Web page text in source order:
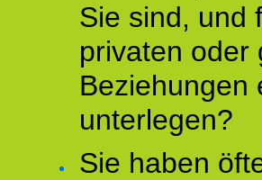
Sie sind, und
privaten oder
Beziehungen
unterlegen?
Sie haben